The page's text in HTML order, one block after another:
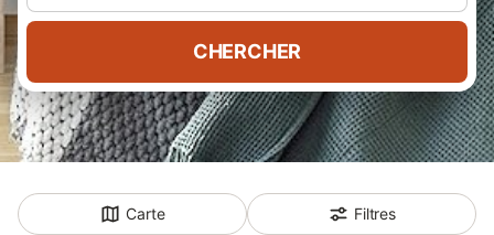
CHERCHER
Carte Filtres